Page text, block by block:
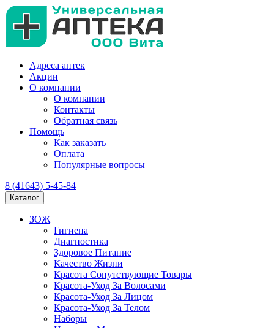
Адреса аптек
Акции
О компании
О компании
Контакты
Обратная связь
Помощь
Как заказать
Оплата
Популярные вопросы
8 (41643) 5-45-84
Каталог
ЗОЖ
Гигиена
Диагностика
Здоровое Питание
Качество Жизни
Красота Сопутствующие Товары
Красота-Уход За Волосами
Красота-Уход За Лицом
Красота-Уход За Телом
Наборы